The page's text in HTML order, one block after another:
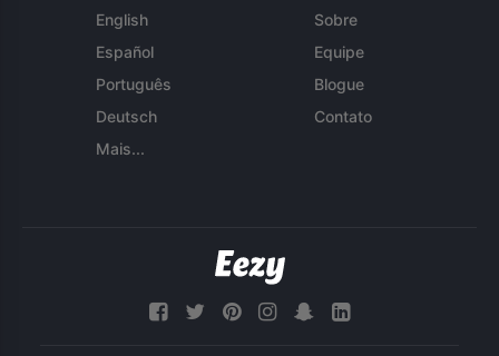
English
Español
Português
Deutsch
Mais...
Sobre
Equipe
Blogue
Contato